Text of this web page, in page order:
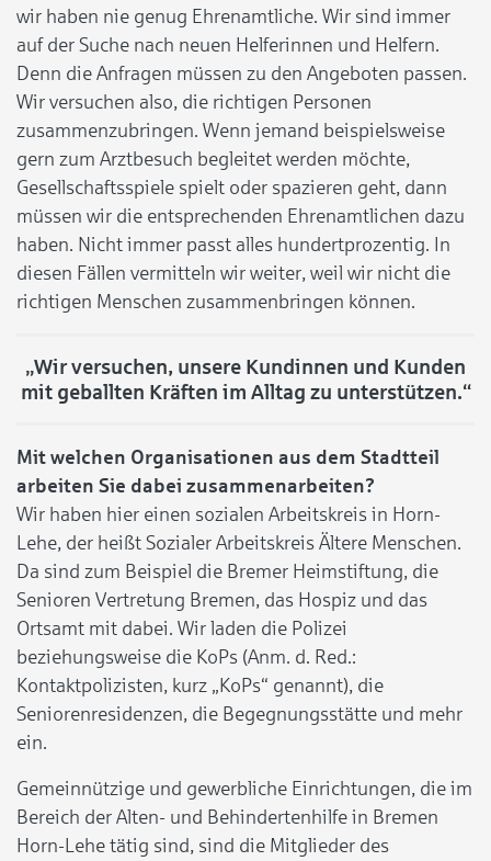
wir haben nie genug Ehrenamtliche. Wir sind immer
auf der Suche nach neuen Helferinnen und Helfern.
Denn die Anfragen müssen zu den Angeboten passen.
Wir versuchen also, die richtigen Personen
zusammenzubringen. Wenn jemand beispielsweise
gern zum Arztbesuch begleitet werden möchte,
Gesellschaftsspiele spielt oder spazieren geht, dann
müssen wir die entsprechenden Ehrenamtlichen dazu
haben. Nicht immer passt alles hundertprozentig. In
diesen Fällen vermitteln wir weiter, weil wir nicht die
richtigen Menschen zusammenbringen können.
„Wir versuchen, unsere Kundinnen und Kunden
mit geballten Kräften im Alltag zu unterstützen.“
Mit welchen Organisationen aus dem Stadtteil
arbeiten Sie dabei zusammenarbeiten?
Wir haben hier einen sozialen Arbeitskreis in Horn-
Lehe, der heißt Sozialer Arbeitskreis Ältere Menschen.
Da sind zum Beispiel die Bremer Heimstiftung, die
Senioren Vertretung Bremen, das Hospiz und das
Ortsamt mit dabei. Wir laden die Polizei
beziehungsweise die KoPs (Anm. d. Red.:
Kontaktpolizisten, kurz „KoPs“ genannt), die
Seniorenresidenzen, die Begegnungsstätte und mehr
ein.
Gemeinnützige und gewerbliche Einrichtungen, die im
Bereich der Alten- und Behindertenhilfe in Bremen
Horn-Lehe tätig sind, sind die Mitglieder des